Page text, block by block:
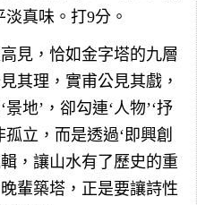
真味。打9分。
見，恰如金字塔的九層
其理，實甫公見其戲，
地’，卻勾連‘人物’‘抒
立，而是透過‘即興創
，讓山水有了歷史的重
輩築塔，正是要讓詩性